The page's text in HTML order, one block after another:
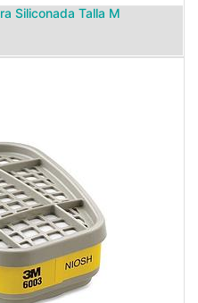
Siliconada Talla M